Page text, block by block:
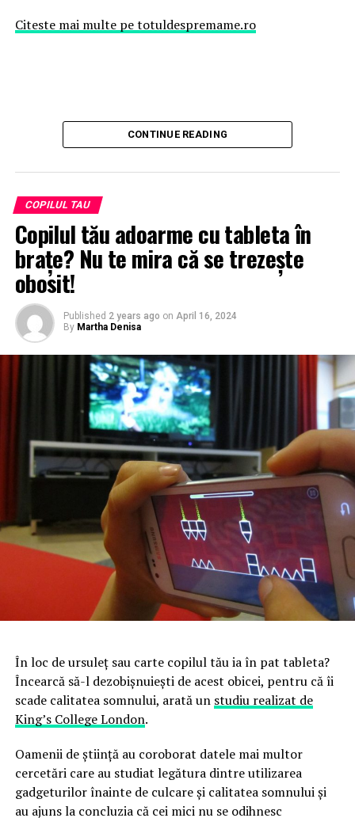
Citeste mai multe pe totuldespremame.ro
CONTINUE READING
COPILUL TAU
Copilul tău adoarme cu tableta în
brațe? Nu te mira că se trezește
obosit!
Published 2 years ago on April 16, 2024
By Martha Denisa
În loc de ursuleț sau carte copilul tău ia în pat tableta?
Încearcă să-l dezobișnuiești de acest obicei, pentru că îi
scade calitatea somnului, arată un studiu realizat de
King’s College London.
Oamenii de știință au coroborat datele mai multor
cercetări care au studiat legătura dintre utilizarea
gadgeturilor înainte de culcare și calitatea somnului și
au ajuns la concluzia că cei mici nu se odihnesc